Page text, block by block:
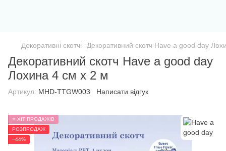
Декоративні скотчі Декоративний скотч Have a good day
Декоративний скотч Have a good day
Лохина 4 см x 2 м
Артикул: MHD-TTGW003 Написати відгук
⭐ ХІТ ПРОДАЖІВ
РОЗПРОДАЖ
−44%